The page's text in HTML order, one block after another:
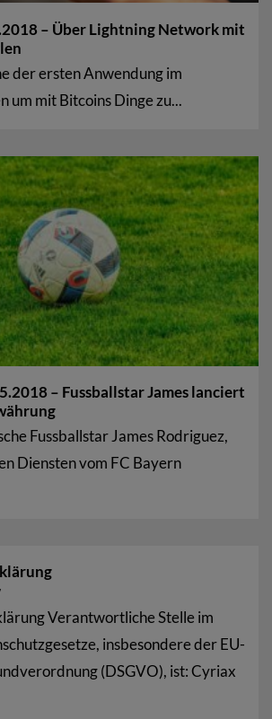
– Über Lightning Network mit
der ersten Anwendung im
um mit Bitcoins Dinge zu...
– Fussballstar James lanciert
Fussballstar James Rodriguez,
Diensten vom FC Bayern
Verantwortliche Stelle im
insbesondere der EU-
(DSGVO), ist: Cyriax